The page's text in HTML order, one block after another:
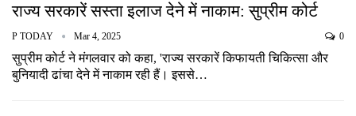
राज्य सरकारें सस्ता इलाज देने में नाकाम: सुप्रीम कोर्ट
P TODAY Mar 4, 2025 0
सुप्रीम कोर्ट ने मंगलवार को कहा, 'राज्य सरकारें किफायती चिकित्सा और
बुनियादी ढांचा देने में नाकाम रही हैं। इससे…